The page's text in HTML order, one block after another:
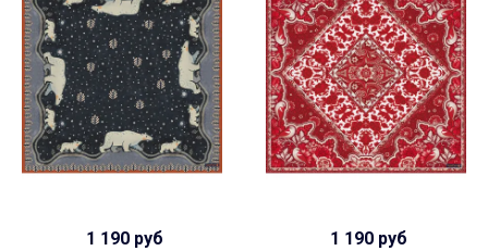
1 190 руб 1 190 руб